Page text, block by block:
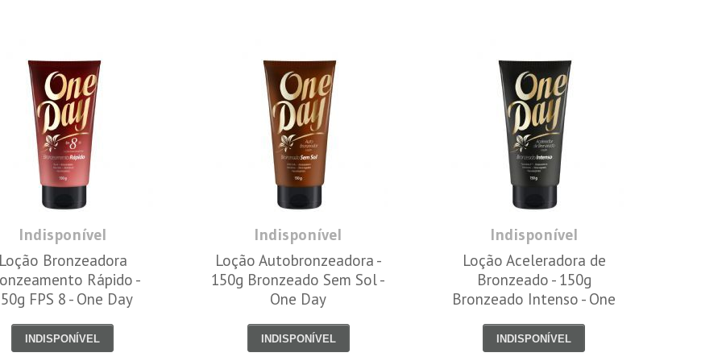
Indisponível
Bronzeadora
Rápido -
FPS 8 - One Day
INDISPONÍVEL
Indisponível
Loção Autobronzeadora -
150g Bronzeado Sem Sol -
One Day
INDISPONÍVEL
Indisponível
Loção Aceleradora de
Bronzeado - 150g
Bronzeado Intenso - One
INDISPONÍVEL